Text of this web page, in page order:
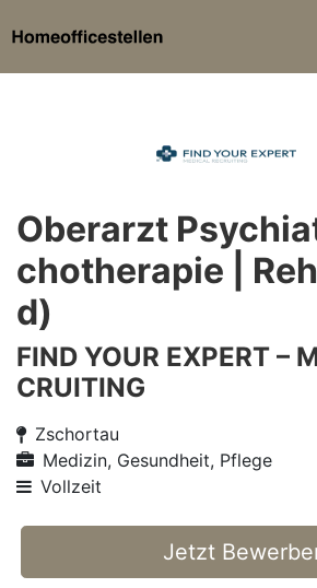
Oberarzt
chotherapie |
d)
FIND YOUR EXPERT –
CRUITING
Zschortau
Medizin, Gesundheit, Pflege
Vollzeit
Jetzt